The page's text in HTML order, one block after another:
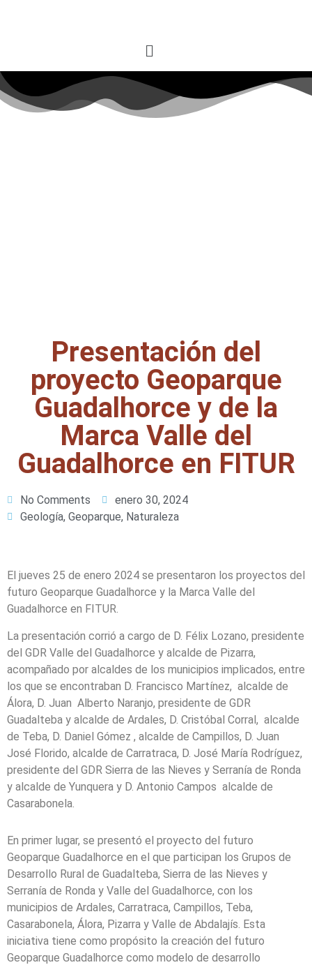
Presentación del
proyecto Geoparque
Guadalhorce y de la
Marca Valle del
Guadalhorce en FITUR
No Comments
enero 30, 2024
Geología, Geoparque, Naturaleza
El jueves 25 de enero 2024 se presentaron los proyectos del
futuro Geoparque Guadalhorce y la Marca Valle del
Guadalhorce en FITUR.
La presentación corrió a cargo de D. Félix Lozano, presidente
del GDR Valle del Guadalhorce y alcalde de Pizarra,
acompañado por alcaldes de los municipios implicados, entre
los que se encontraban D. Francisco Martínez, alcalde de
Álora, D. Juan Alberto Naranjo, presidente de GDR
Guadalteba y alcalde de Ardales, D. Cristóbal Corral, alcalde
de Teba, D. Daniel Gómez , alcalde de Campillos, D. Juan
José Florido, alcalde de Carratraca, D. José María Rodríguez,
presidente del GDR Sierra de las Nieves y Serranía de Ronda
y alcalde de Yunquera y D. Antonio Campos alcalde de
Casarabonela.
En primer lugar, se presentó el proyecto del futuro
Geoparque Guadalhorce en el que participan los Grupos de
Desarrollo Rural de Guadalteba, Sierra de las Nieves y
Serranía de Ronda y Valle del Guadalhorce, con los
municipios de Ardales, Carratraca, Campillos, Teba,
Casarabonela, Álora, Pizarra y Valle de Abdalajís. Esta
iniciativa tiene como propósito la creación del futuro
Geoparque Guadalhorce como modelo de desarrollo